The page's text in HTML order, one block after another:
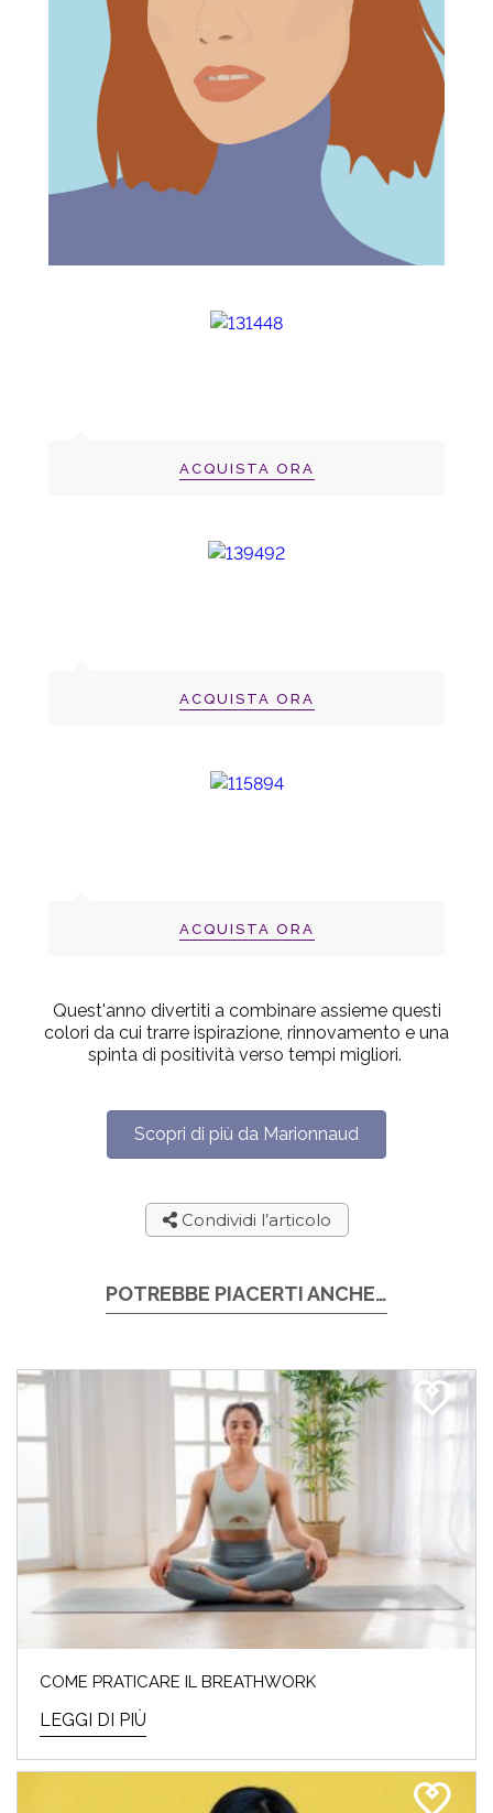
ACQUISTA ORA
ACQUISTA ORA
ACQUISTA ORA
Quest'anno divertiti a combinare assieme questi
colori da cui trarre ispirazione, rinnovamento e una
spinta di positività verso tempi migliori.
Scopri di più da Marionnaud
Condividi l’articolo
POTREBBE PIACERTI ANCHE…
COME PRATICARE IL BREATHWORK
LEGGI DI PIÙ